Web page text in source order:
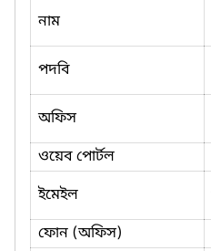
নাম
পদবি
অফিস
ওয়েব পোর্টল
ইমেইল
ফোন (অফিস)